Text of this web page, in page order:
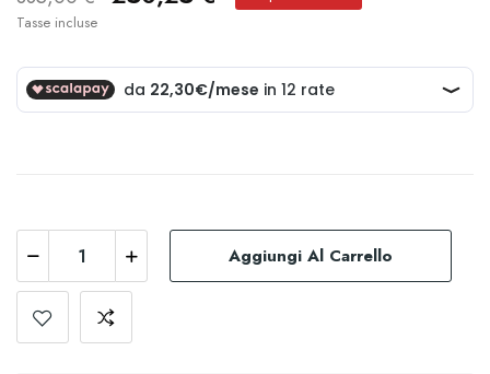
Tasse incluse
Aggiungi Al Carrello